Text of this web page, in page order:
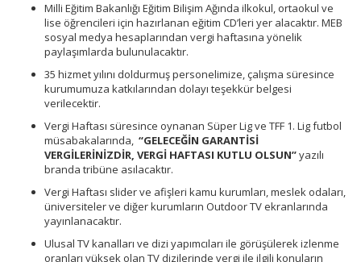
Milli Eğitim Bakanlığı Eğitim Bilişim Ağında ilkokul, ortaokul ve
lise öğrencileri için hazırlanan eğitim CD’leri yer alacaktır. MEB
sosyal medya hesaplarından vergi haftasına yönelik
paylaşımlarda bulunulacaktır.
35 hizmet yılını doldurmuş personelimize, çalışma süresince
kurumumuza katkılarından dolayı teşekkür belgesi
verilecektir.
Vergi Haftası süresince oynanan Süper Lig ve TFF 1. Lig futbol
müsabakalarında, “GELECEĞİN GARANTİSİ
VERGİLERİNİZDİR, VERGİ HAFTASI KUTLU OLSUN”yazılı
branda tribüne asılacaktır.
Vergi Haftası slider ve afişleri kamu kurumları, meslek odaları,
üniversiteler ve diğer kurumların Outdoor TV ekranlarında
yayınlanacaktır.
Ulusal TV kanalları ve dizi yapımcıları ile görüşülerek izlenme
oranları yüksek olan TV dizilerinde vergi ile ilgili konuların